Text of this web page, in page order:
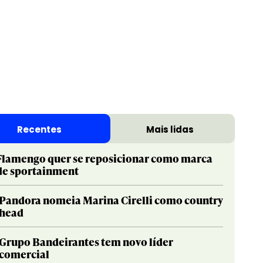
Social & Creator
Sustainable Development Goals
PR
Social & Creator
Sustainable Development Goals
Recentes Mais lidas
quer se reposicionar como marca
sportainment
nomeia Marina Cirelli como country
Bandeirantes tem novo líder